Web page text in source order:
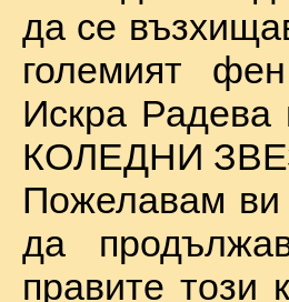
да се
големият
Искра Радева
КОЛЕДНИ
Пожелавам
да
правите този